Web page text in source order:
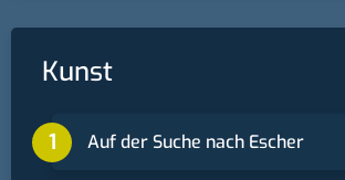
Kunst
Auf der Suche nach Escher